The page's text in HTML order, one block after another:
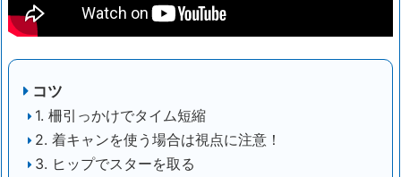
コツ
1. 柵引っかけでタイム短縮
2. 着キャンを使う場合は視点に注意！
3. ヒップでスターを取る